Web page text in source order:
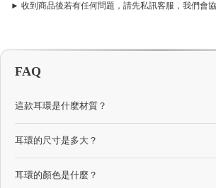
► 收到商品後若有任何問題，請先私訊客服，我們會協
FAQ
這款耳環是什麼材質？
耳環的尺寸是多大？
耳環的顏色是什麼？